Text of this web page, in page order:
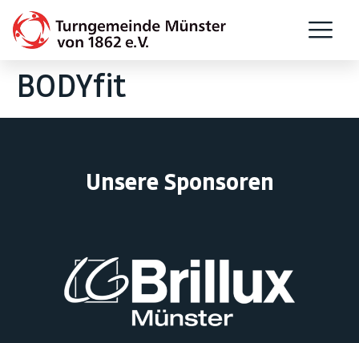
BODYfit
Unsere Sponsoren